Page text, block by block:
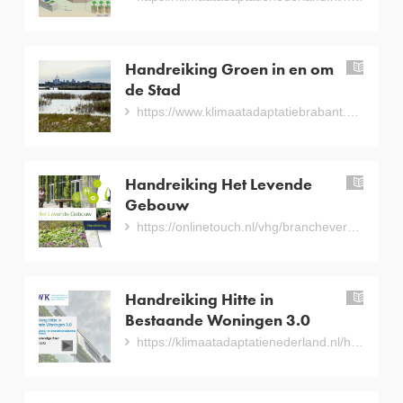
Handreiking Groen in en om
de Stad
https://www.klimaatadaptatiebrabant.nl/hulpmiddelen/hulpmiddelen-detail/662/handreiking-groen-in-en-om-de-stad
Handreiking Het Levende
Gebouw
https://onlinetouch.nl/vhg/branchevereniging-vhg---handleiding-het-levende-gebouw?html=true#/0/
Handreiking Hitte in
Bestaande Woningen 3.0
https://klimaatadaptatienederland.nl/hulpmiddelen/overzicht/handreiking-hitte-bestaande-woningen/